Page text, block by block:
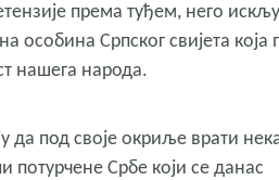
према туђем, него
особина Српског свијета која
нашега народа.
да под своје окриље врати
потурчене Србе који се данас